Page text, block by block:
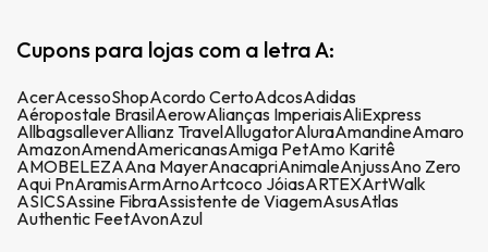
Cupons para lojas com a letra A:
AcerAcessoShopAcordo CertoAdcosAdidas
Aéropostale BrasilAerowAlianças ImperiaisAliExpress
AllbagsalleverAllianz TravelAllugatorAluraAmandineAmaro
AmazonAmendAmericanasAmiga PetAmo Karitê
AMOBELEZAAna MayerAnacapriAnimaleAnjussAno Zero
Aqui PnAramisArmArnoArtcoco JóiasARTEXArtWalk
ASICSAssine FibraAssistente de ViagemAsusAtlas
Authentic FeetAvonAzul